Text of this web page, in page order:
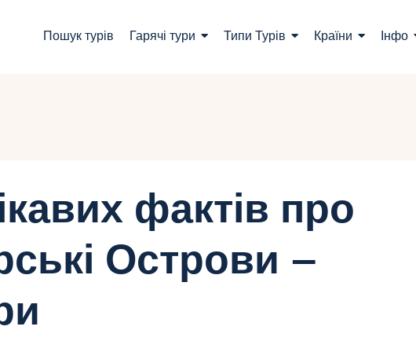
Пошук турів Гарячі тури Типи Турів Країни Інфо
Інфо
Блог
Контакти
фактів про
Острови –